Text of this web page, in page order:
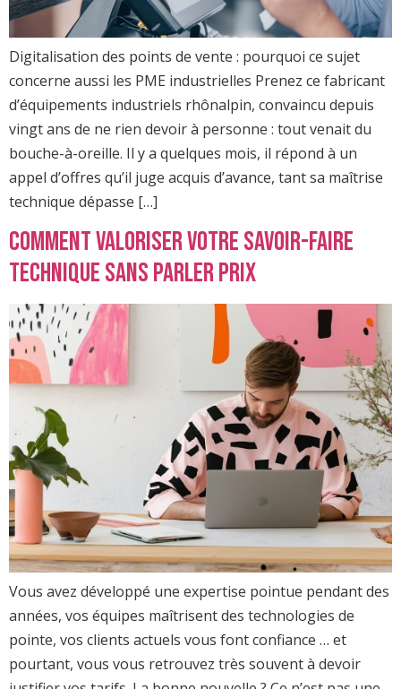
Digitalisation des points de vente : pourquoi ce sujet
concerne aussi les PME industrielles Prenez ce fabricant
d’équipements industriels rhônalpin, convaincu depuis
vingt ans de ne rien devoir à personne : tout venait du
bouche-à-oreille. Il y a quelques mois, il répond à un
appel d’offres qu’il juge acquis d’avance, tant sa maîtrise
technique dépasse […]
Comment valoriser votre savoir-faire
technique sans parler prix
Vous avez développé une expertise pointue pendant des
années, vos équipes maîtrisent des technologies de
pointe, vos clients actuels vous font confiance … et
pourtant, vous vous retrouvez très souvent à devoir